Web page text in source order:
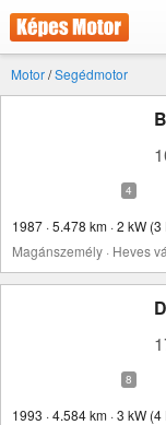
Motor/Segédmotor
1987 · 5.478 km · 2 kW
Magánszemély · Heves
1993 · 4.584 km · 3 kW